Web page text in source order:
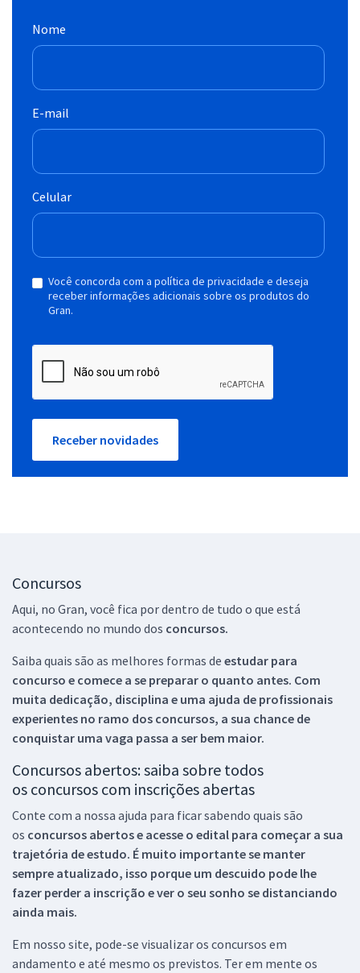
Nome
E-mail
Celular
Você concorda com a política de privacidade e deseja
receber informações adicionais sobre os produtos do
Gran.
Receber novidades
Concursos
Aqui, no Gran, você fica por dentro de tudo o que está
acontecendo no mundo dos concursos.
Saiba quais são as melhores formas de estudar para
concurso e comece a se preparar o quanto antes. Com
muita dedicação, disciplina e uma ajuda de profissionais
experientes no ramo dos concursos, a sua chance de
conquistar uma vaga passa a ser bem maior.
Concursos abertos: saiba sobre todos
os concursos com inscrições abertas
Conte com a nossa ajuda para ficar sabendo quais são
os concursos abertos e acesse o edital para começar a sua
trajetória de estudo. É muito importante se manter
sempre atualizado, isso porque um descuido pode lhe
fazer perder a inscrição e ver o seu sonho se distanciando
ainda mais.
Em nosso site, pode-se visualizar os concursos em
andamento e até mesmo os previstos. Ter em mente os